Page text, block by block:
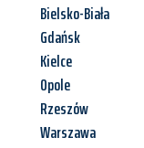
Bielsko-Biała
Gdańsk
Kielce
Opole
Rzeszów
Warszawa